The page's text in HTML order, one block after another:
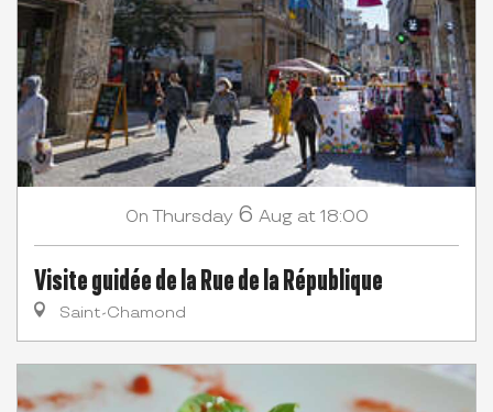
On Thursday 6 Aug at 18:00
Visite guidée de la Rue de la République
Saint-Chamond